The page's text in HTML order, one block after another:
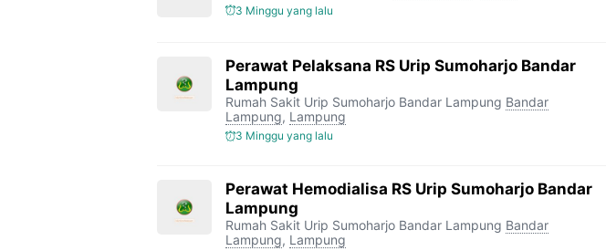
3 Minggu yang lalu
Perawat Pelaksana RS Urip Sumoharjo Bandar
Lampung
Rumah Sakit Urip Sumoharjo Bandar Lampung Bandar
Lampung, Lampung
3 Minggu yang lalu
Perawat Hemodialisa RS Urip Sumoharjo Bandar
Lampung
Rumah Sakit Urip Sumoharjo Bandar Lampung Bandar
Lampung, Lampung